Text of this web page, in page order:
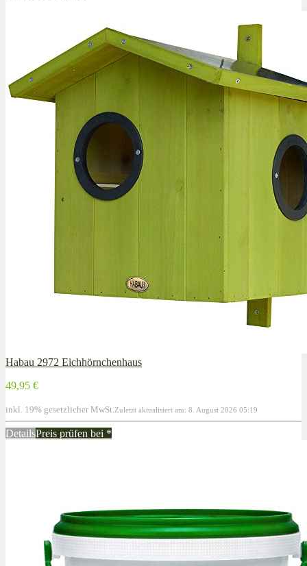
Habau 2972 Eichhörnchenhaus
49,95 €
inkl. 19% gesetzlicher MwSt. Zuletzt aktualisiert am: 8. August 2026 05:19
DetailsPreis prüfen bei *